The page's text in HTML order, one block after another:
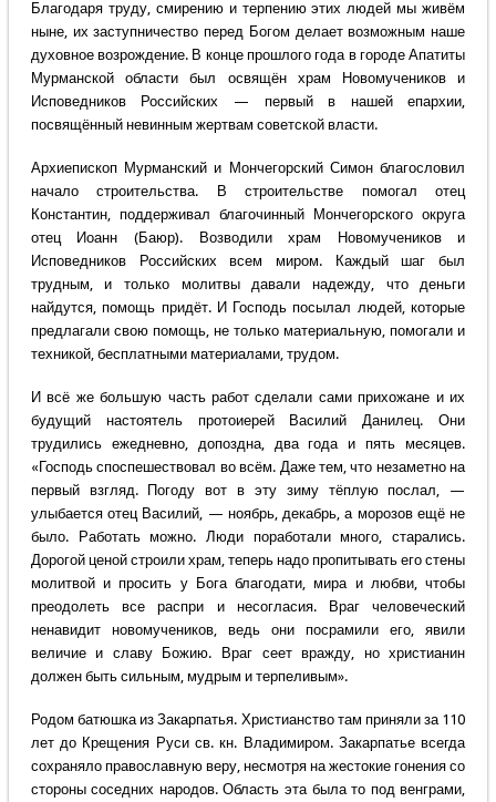
Благодаря труду, смирению и терпению этих людей мы живём
ныне, их заступничество перед Богом делает возможным наше
духовное возрождение. В конце прошлого года в городе Апатиты
Мурманской области был освящён храм Новомучеников и
Исповедников Российских — первый в нашей епархии,
посвящённый невинным жертвам советской власти.
Архиепископ Мурманский и Мончегорский Симон благословил
начало строительства. В строительстве помогал отец
Константин, поддерживал благочинный Мончегорского округа
отец Иоанн (Баюр). Возводили храм Новомучеников и
Исповедников Российских всем миром. Каждый шаг был
трудным, и только молитвы давали надежду, что деньги
найдутся, помощь придёт. И Господь посылал людей, которые
предлагали свою помощь, не только материальную, помогали и
техникой, бесплатными материалами, трудом.
И всё же большую часть работ сделали сами прихожане и их
будущий настоятель протоиерей Василий Данилец. Они
трудились ежедневно, допоздна, два года и пять месяцев.
«Господь споспешествовал во всём. Даже тем, что незаметно на
первый взгляд. Погоду вот в эту зиму тёплую послал, —
улыбается отец Василий, — ноябрь, декабрь, а морозов ещё не
было. Работать можно. Люди поработали много, старались.
Дорогой ценой строили храм, теперь надо пропитывать его стены
молитвой и просить у Бога благодати, мира и любви, чтобы
преодолеть все распри и несогласия. Враг человеческий
ненавидит новомучеников, ведь они посрамили его, явили
величие и славу Божию. Враг сеет вражду, но христианин
должен быть сильным, мудрым и терпеливым».
Родом батюшка из Закарпатья. Христианство там приняли за 110
лет до Крещения Руси св. кн. Владимиром. Закарпатье всегда
сохраняло православную веру, несмотря на жестокие гонения со
стороны соседних народов. Область эта была то под венграми,